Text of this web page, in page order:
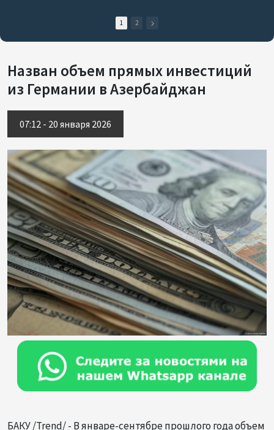
1 2
Назван объем прямых инвестиций
из Германии в Азербайджан
07:12 - 20 января 2026
БАКУ /Trend/ - В январе-сентябре прошлого года объем